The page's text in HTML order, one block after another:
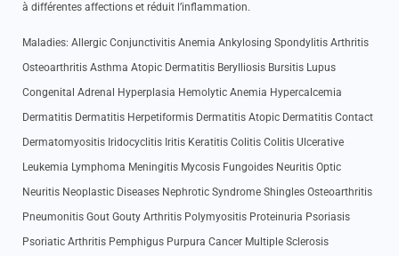
à différentes affections et réduit l’inflammation.
Maladies: Allergic Conjunctivitis Anemia Ankylosing Spondylitis Arthritis
Osteoarthritis Asthma Atopic Dermatitis Berylliosis Bursitis Lupus
Congenital Adrenal Hyperplasia Hemolytic Anemia Hypercalcemia
Dermatitis Dermatitis Herpetiformis Dermatitis Atopic Dermatitis Contact
Dermatomyositis Iridocyclitis Iritis Keratitis Colitis Colitis Ulcerative
Leukemia Lymphoma Meningitis Mycosis Fungoides Neuritis Optic
Neuritis Neoplastic Diseases Nephrotic Syndrome Shingles Osteoarthritis
Pneumonitis Gout Gouty Arthritis Polymyositis Proteinuria Psoriasis
Psoriatic Arthritis Pemphigus Purpura Cancer Multiple Sclerosis